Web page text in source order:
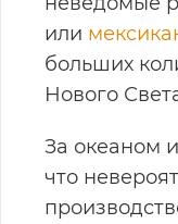
или
больших
Нового
За океаном
что